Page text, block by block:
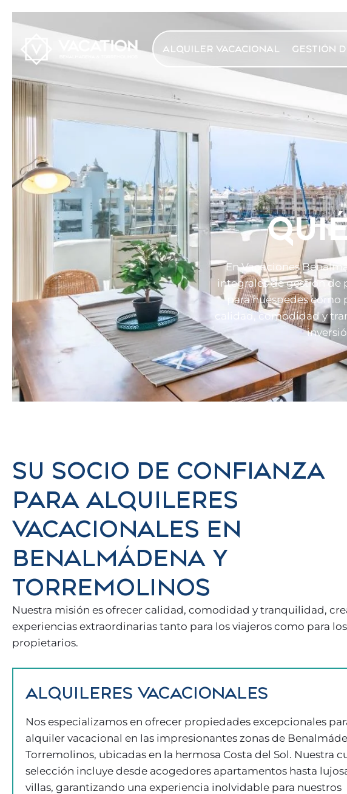
ALQUILER VACACIONAL GESTIÓN
En Vacaciones
integrales de gestión de
para huéspedes
calidad, comodidad y
SU SOCIO DE CONFIANZA
PARA ALQUILERES
VACACIONALES EN
BENALMÁDENA Y
TORREMOLINOS
Nuestra misión es ofrecer calidad, comodidad y tranquilidad,
experiencias extraordinarias tanto para los viajeros como para los
propietarios.
ALQUILERES VACACIONALES
Nos especializamos en ofrecer propiedades excepcionales
alquiler vacacional en las impresionantes zonas de
Torremolinos, ubicadas en la hermosa Costa del Sol. Nuestra
selección incluye desde acogedores apartamentos hasta
villas, garantizando una experiencia inolvidable para nuestros